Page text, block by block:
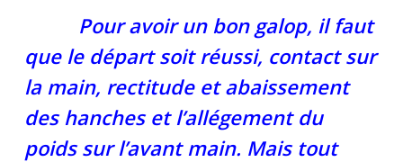
Pour avoir un bon galop, il faut
que le départ soit réussi, contact sur
la main, rectitude et abaissement
des hanches et l’allégement du
poids sur l’avant main. Mais tout